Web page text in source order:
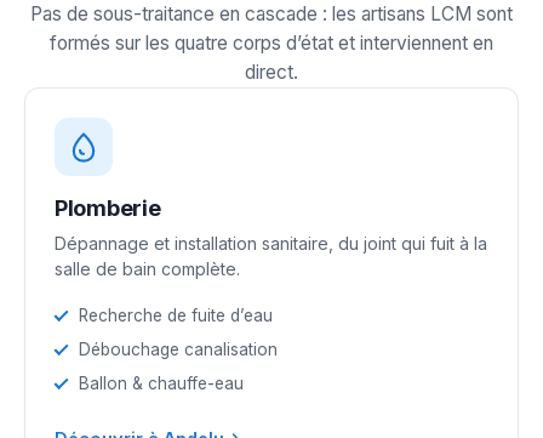
Pas de sous-traitance en cascade : les artisans LCM sont
formés sur les quatre corps d’état et interviennent en
direct.
Plomberie
Dépannage et installation sanitaire, du joint qui fuit à la
salle de bain complète.
Recherche de fuite d’eau
Débouchage canalisation
Ballon & chauffe-eau